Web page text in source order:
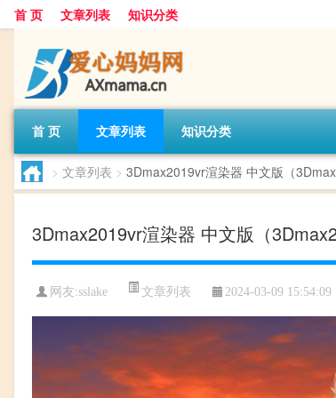
首 页 文章列表 知识分类
首 页 文章列表 知识分类
> 文章列表 > 3Dmax2019vr渲染器 中文版（
3Dmax2019vr渲染器 中文版（
网友:sslake 文章列表 2024-03-09 15:54:09